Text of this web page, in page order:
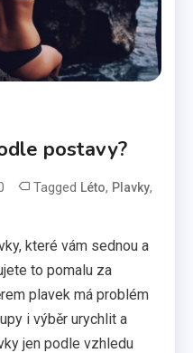
postavy?
Tagged Léto, Plavky,
které vám sednou a
to pomalu za
plavek má problém
i výběr urychlit a
jen podle vzhledu